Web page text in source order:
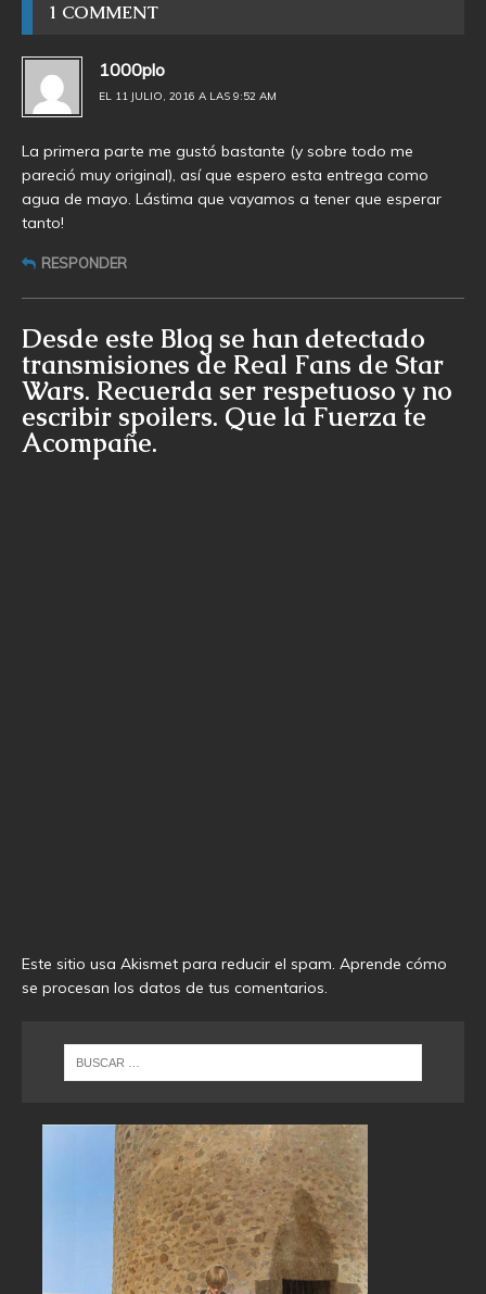
1 COMMENT
1000plo
EL 11 JULIO, 2016 A LAS 9:52 AM
La primera parte me gustó bastante (y sobre todo me
pareció muy original), así que espero esta entrega como
agua de mayo. Lástima que vayamos a tener que esperar
tanto!
RESPONDER
Desde este Blog se han detectado
transmisiones de Real Fans de Star
Wars. Recuerda ser respetuoso y no
escribir spoilers. Que la Fuerza te
Acompañe.
Este sitio usa Akismet para reducir el spam. Aprende cómo
se procesan los datos de tus comentarios.